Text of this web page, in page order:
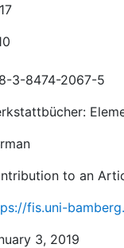
3-8474-2067-5
to an
fis.uni-
3, 2019